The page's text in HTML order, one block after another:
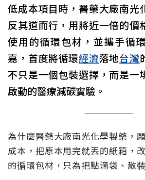
低成本項目時，醫藥大廠南光
反其道而行，用將近一倍的價
使用的循環包材，並攜手循
嘉，首度將循環經濟落地台灣
不只是一個包裝選擇，而是一
啟動的醫療減碳實驗。
為什麼醫藥大廠南光化學製藥，
成本，把原本用完就丟的紙箱，
的循環包材，只為把點滴袋、散